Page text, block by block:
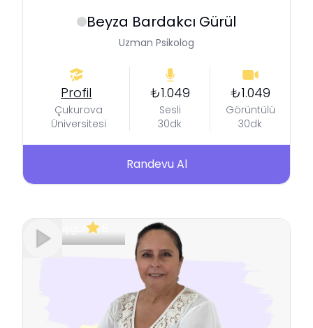
Beyza Bardakcı Gürül
Uzman Psikolog
Profil
Çukurova
Üniversitesi
₺1.049
Sesli
30dk
₺1.049
Görüntülü
30dk
Randevu Al